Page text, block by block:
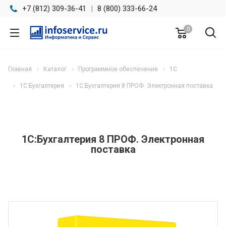
+7 (812) 309-36-41 | 8 (800) 333-66-24
0
Главная Каталог Программное обеспечение 1С
1C:Бухгалтерия 1С:Бухгалтерия 8 ПРОФ. Электронная поставка
1С:Бухгалтерия 8 ПРОФ. Электронная
поставка